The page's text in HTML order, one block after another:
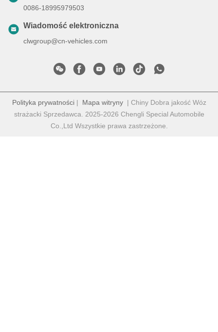
0086-18995979503
Wiadomość elektroniczna
clwgroup@cn-vehicles.com
Polityka prywatności| Mapa witryny| Chiny Dobra jakość Wóz
strażacki Sprzedawca. 2025-2026 Chengli Special Automobile
Co.,Ltd Wszystkie prawa zastrzeżone.